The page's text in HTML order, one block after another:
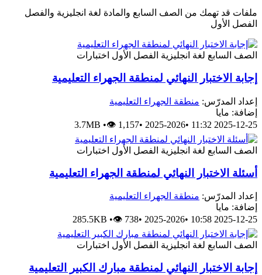
ملفات قد تهمك من الصف السابع والمادة لغة انجليزية والفصل
الفصل الأول
الصف السابع لغة انجليزية الفصل الأول اختبارات
إجابة الاختبار النهائي لمنطقة الجهراء التعليمية
إعداد المدرّس: منطقة الجهراء التعليمية
إضافة: مايا
2025-12-25 11:32
•
2025-2026
•
3.7MB •👁 1,157
الصف السابع لغة انجليزية الفصل الأول اختبارات
أسئلة الاختبار النهائي لمنطقة الجهراء التعليمية
إعداد المدرّس: منطقة الجهراء التعليمية
إضافة: مايا
2025-12-25 10:58
•
2025-2026
•
285.5KB •👁 738
الصف السابع لغة انجليزية الفصل الأول اختبارات
إجابة الاختبار النهائي لمنطقة مبارك الكبير التعليمية